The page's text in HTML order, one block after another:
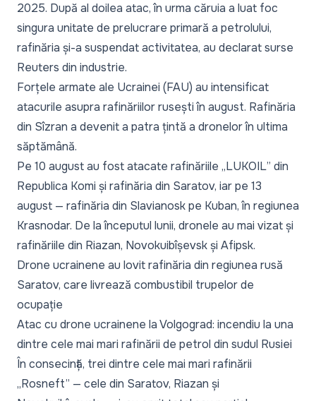
2025. După al doilea atac, în urma căruia a luat foc
singura unitate de prelucrare primară a petrolului,
rafinăria și-a suspendat activitatea, au declarat surse
Reuters din industrie.
Forțele armate ale Ucrainei (FAU) au intensificat
atacurile asupra rafinăriilor rusești în august. Rafinăria
din Sîzran a devenit a patra țintă a dronelor în ultima
săptămână.
Pe 10 august au fost atacate rafinăriile „LUKOIL” din
Republica Komi și rafinăria din Saratov, iar pe 13
august — rafinăria din Slavianosk pe Kuban, în regiunea
Krasnodar. De la începutul lunii, dronele au mai vizat și
rafinăriile din Riazan, Novokuibîșevsk și Afipsk.
Drone ucrainene au lovit rafinăria din regiunea rusă
Saratov, care livrează combustibil trupelor de
ocupație
Atac cu drone ucrainene la Volgograd: incendiu la una
dintre cele mai mari rafinării de petrol din sudul Rusiei
În consecință, trei dintre cele mai mari rafinării
„Rosneft” — cele din Saratov, Riazan și